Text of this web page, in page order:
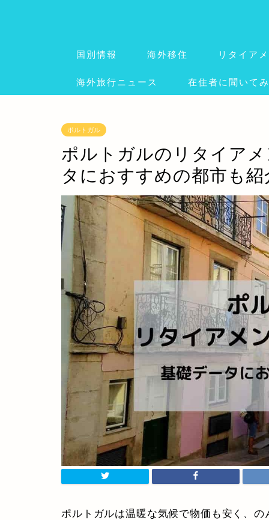
国別情報 海外移住 リタイア
海外旅行ニュース 在住者に聞いて
ポルトガル
ポルトガルのリタイア
タにおすすめの都市も紹
ポルトガルは温暖な気候で物価も安く、